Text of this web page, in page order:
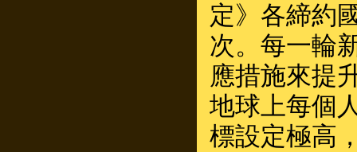
定》各締約
次。每一輪
應措施來提
地球上每個
標設定極高